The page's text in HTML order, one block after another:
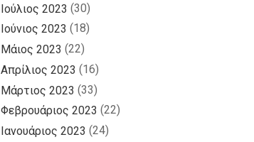
Ιούλιος 2023 (30)
Ιούνιος 2023 (18)
Μάιος 2023 (22)
Απρίλιος 2023 (16)
Μάρτιος 2023 (33)
Φεβρουάριος 2023 (22)
Ιανουάριος 2023 (24)